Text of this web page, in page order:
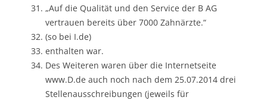
„Auf die Qualität und den Service der B AG
vertrauen bereits über 7000 Zahnärzte.“
(so bei I.de)
enthalten war.
Des Weiteren waren über die Internetseite
www.D.de auch noch nach dem 25.07.2014 drei
Stellenausschreibungen (jeweils für